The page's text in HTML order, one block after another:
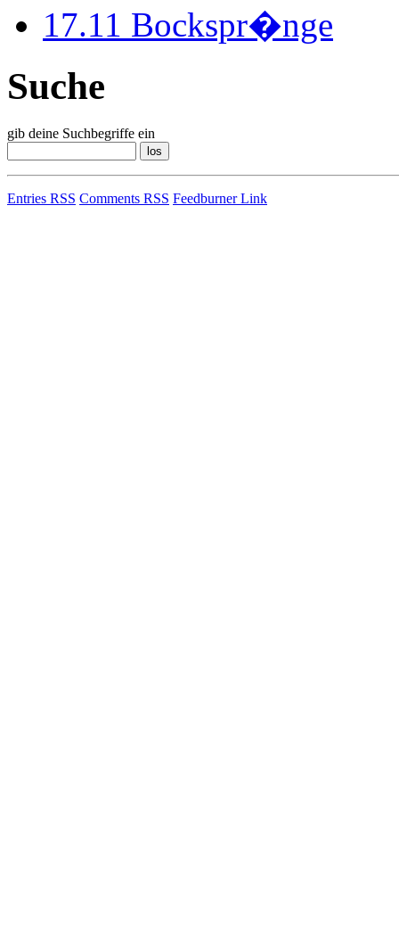
17.11 Bockspr�nge
Suche
gib deine Suchbegriffe ein
Entries RSS Comments RSS Feedburner Link